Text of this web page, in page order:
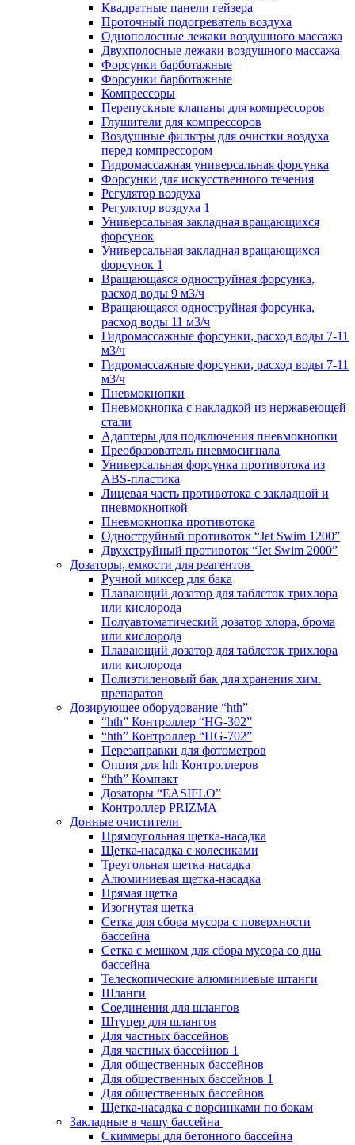
Квадратные панели гейзера
Проточный подогреватель воздуха
Однополосные лежаки воздушного массажа
Двухполосные лежаки воздушного массажа
Форсунки барботажные
Форсунки барботажные
Компрессоры
Перепускные клапаны для компрессоров
Глушители для компрессоров
Воздушные фильтры для очистки воздуха
перед компрессором
Гидромассажная универсальная форсунка
Форсунки для искусственного течения
Регулятор воздуха
Регулятор воздуха 1
Универсальная закладная вращающихся
форсунок
Универсальная закладная вращающихся
форсунок 1
Вращающаяся одноструйная форсунка,
расход воды 9 м3/ч
Вращающаяся одноструйная форсунка,
расход воды 11 м3/ч
Гидромассажные форсунки, расход воды 7-11
м3/ч
Гидромассажные форсунки, расход воды 7-11
м3/ч
Пневмокнопки
Пневмокнопка с накладкой из нержавеющей
стали
Адаптеры для подключения пневмокнопки
Преобразователь пневмосигнала
Универсальная форсунка противотока из
ABS-пластика
Лицевая часть противотока с закладной и
пневмокнопкой
Пневмокнопка противотока
Одноструйный противоток “Jet Swim 1200”
Двухструйный противоток “Jet Swim 2000”
Дозаторы, емкости для реагентов
Ручной миксер для бака
Плавающий дозатор для таблеток трихлора
или кислорода
Полуавтоматический дозатор хлора, брома
или кислорода
Плавающий дозатор для таблеток трихлора
или кислорода
Полиэтиленовый бак для хранения хим.
препаратов
Дозирующее оборудование “hth”
“hth” Контроллер “HG-302”
“hth” Контроллер “HG-702”
Перезаправки для фотометров
Опция для hth Контроллеров
“hth” Компакт
Дозаторы “EASIFLO”
Контроллер PRIZMA
Донные очистители
Прямоугольная щетка-насадка
Щетка-насадка с колесиками
Треугольная щетка-насадка
Алюминиевая щетка-насадка
Прямая щетка
Изогнутая щетка
Сетка для сбора мусора с поверхности
бассейна
Сетка с мешком для сбора мусора со дна
бассейна
Телескопические алюминиевые штанги
Шланги
Соединения для шлангов
Штуцер для шлангов
Для частных бассейнов
Для частных бассейнов 1
Для общественных бассейнов
Для общественных бассейнов 1
Для общественных бассейнов
Щетка-насадка с ворсинками по бокам
Закладные в чашу бассейна
Скиммеры для бетонного бассейна